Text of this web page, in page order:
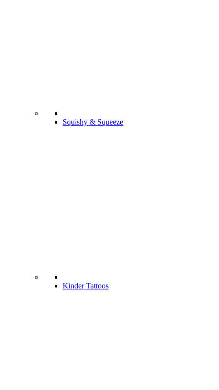
Squishy & Squeeze
Kinder Tattoos